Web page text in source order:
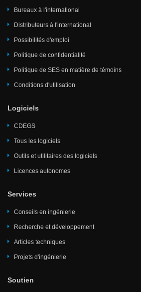
Bureaux à l'international
Distributeurs à l'international
Possibilités d'emploi
Politique de confidentialité
Politique de SES en matière de témoins
Conditions d'utilisation
Logiciels
CDEGS
Tous les logiciels
Outils et utilitaires des logiciels
Licences autonomes
Services
Conseils en ingénierie
Recherche et développement
Articles techniques
Projets d'ingénierie
Soutien